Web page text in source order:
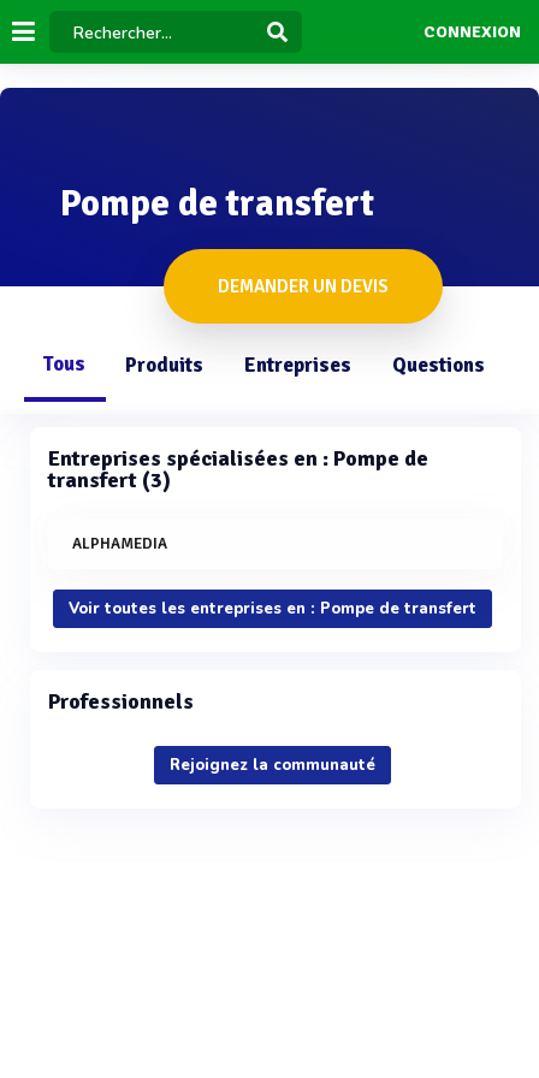
CONNEXION
Pompe de transfert
DEMANDER UN DEVIS
Tous Produits Entreprises Questions
Entreprises spécialisées en : Pompe de
transfert (3)
ALPHAMEDIA
Voir toutes les entreprises en : Pompe de transfert
Professionnels
Rejoignez la communauté